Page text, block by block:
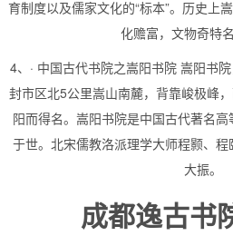
育制度以及儒家文化的“标本”。历史上
化赡富，文物奇特
4、· 中国古代书院之嵩阳书院 嵩阳书
封市区北5公里嵩山南麓，背靠峻极峰
阳而得名。嵩阳书院是中国古代著名
于世。北宋儒教洛派理学大师程颢、
大振。
成都逸古书